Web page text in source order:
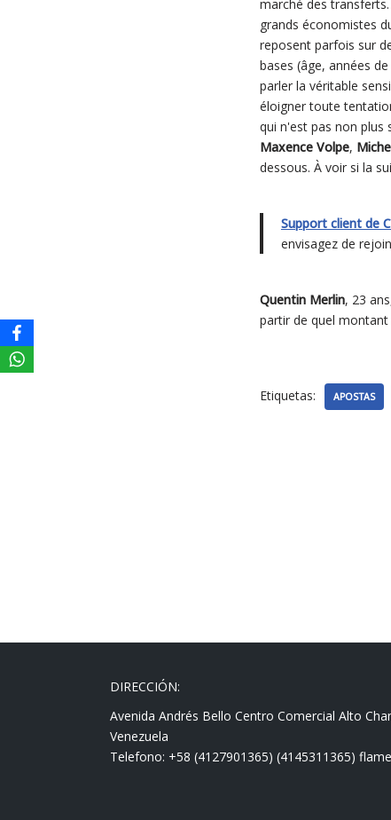
marché des
grands économistes
reposent parfois sur
bases (âge, années
parler la véritable
éloigner toute
qui n'est pas non plus
Maxence Volpe,
dessous. À voir si la
Support client de
envisagez de
Quentin Merlin, 23
partir de quel montant
Etiquetas: APOSTAS
DIRECCIÓN:
Avenida Andrés Bello Centro Comercial Alto
Venezuela
Telefono: +58 (4127901365) (4145311365)